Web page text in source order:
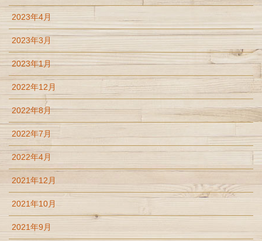
2023年4月
2023年3月
2023年1月
2022年12月
2022年8月
2022年7月
2022年4月
2021年12月
2021年10月
2021年9月